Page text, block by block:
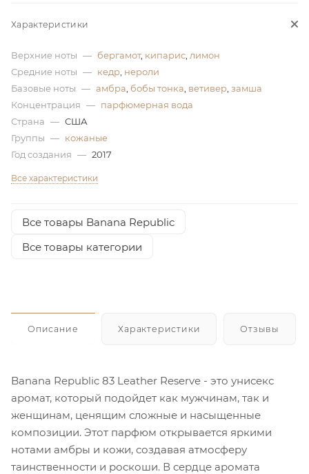
Характеристики
Верхние ноты — бергамот, кипарис лимон
Средние ноты — кедр нероли
Базовые ноты — амбра бобы тонка ветивер замша
Концентрация — парфюмерная вода
Страна — США
Группы — кожаные
Год создания — 2017
Все характеристики
Все товары Banana Republic
Все товары категории
Описание Характеристики Отзывы
Banana Republic 83 Leather Reserve - это унисекс
аромат, который подойдет как мужчинам, так и
женщинам, ценящим сложные и насыщенные
композиции. Этот парфюм открывается яркими
нотами амбры и кожи, создавая атмосферу
таинственности и роскоши. В сердце аромата